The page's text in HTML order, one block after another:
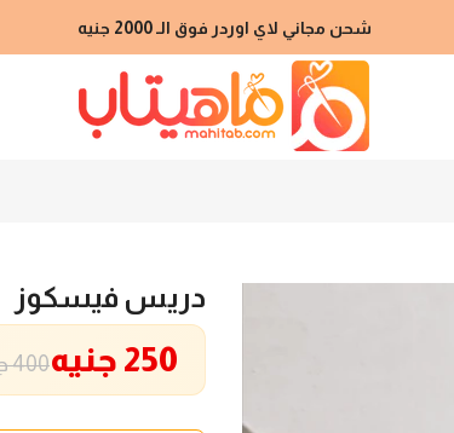
شحن مجاني لاي اوردر فوق الـ 2000 جنيه
دريس فيسكوز
400 جنيه 250 جنيه